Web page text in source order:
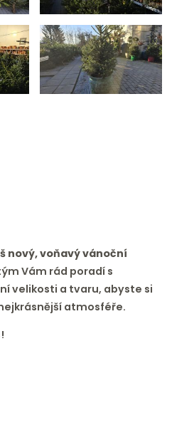
nový, voňavý vánoční
Vám rád poradí s
velikosti a tvaru, abyste si
atmosféře.